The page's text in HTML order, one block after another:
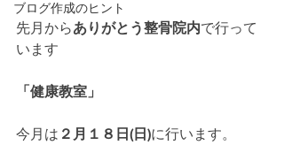
ブログ作成のヒント
先月からありがとう整骨院内で行って
います
「健康教室」
今月は ２月１８日(日)に行います。